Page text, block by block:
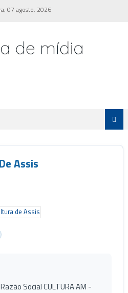
07 agosto, 2026
Assis
Social CULTURA AM -